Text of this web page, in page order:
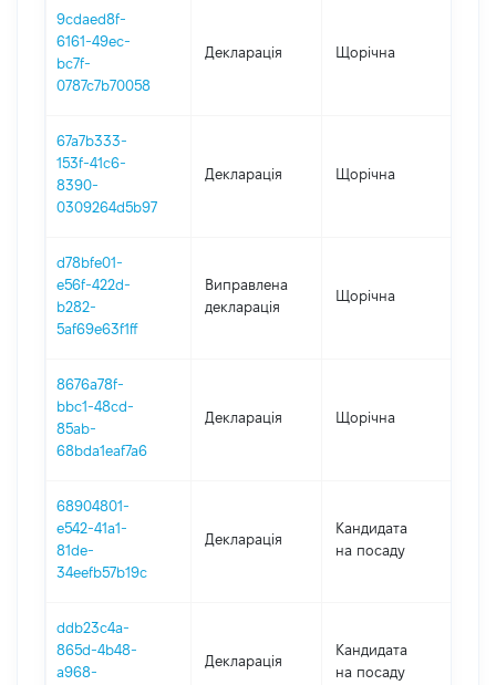
9cdaed8f-
6161-49ec-
bc7f-
0787c7b70058
Декларація Щорічна
67a7b333-
153f-41c6-
8390-
0309264d5b97
Декларація Щорічна
d78bfe01-
e56f-422d-
b282-
5af69e63f1ff
Виправлена
декларація
Щорічна
8676a78f-
bbc1-48cd-
85ab-
68bda1eaf7a6
Декларація Щорічна
68904801-
e542-41a1-
81de-
34eefb57b19c
Декларація
Кандидата
на посаду
ddb23c4a-
865d-4b48-
a968-
Декларація
Кандидата
на посаду